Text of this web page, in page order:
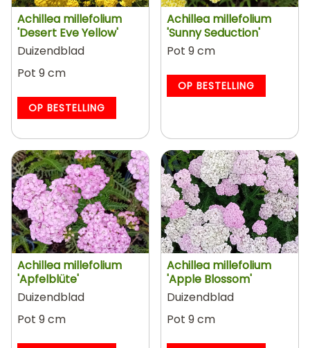
Achillea millefolium
'Desert Eve Yellow'
Duizendblad
Pot 9 cm
OP BESTELLING
Achillea millefolium
'Sunny Seduction'
Pot 9 cm
OP BESTELLING
Achillea millefolium
'Apfelblüte'
Duizendblad
Pot 9 cm
Achillea millefolium
'Apple Blossom'
Duizendblad
Pot 9 cm